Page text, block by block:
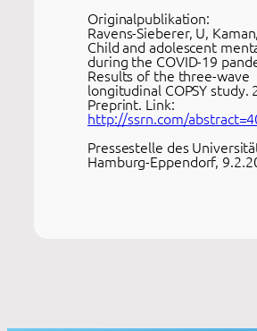
Originalpublikation:
Ravens-Sieberer, U,
Child and adolescent
during the COVID-19
Results of the three-wave
longitudinal COPSY study.
Preprint. Link:
http://ssrn.com/
Pressestelle des
Hamburg-Eppendorf,